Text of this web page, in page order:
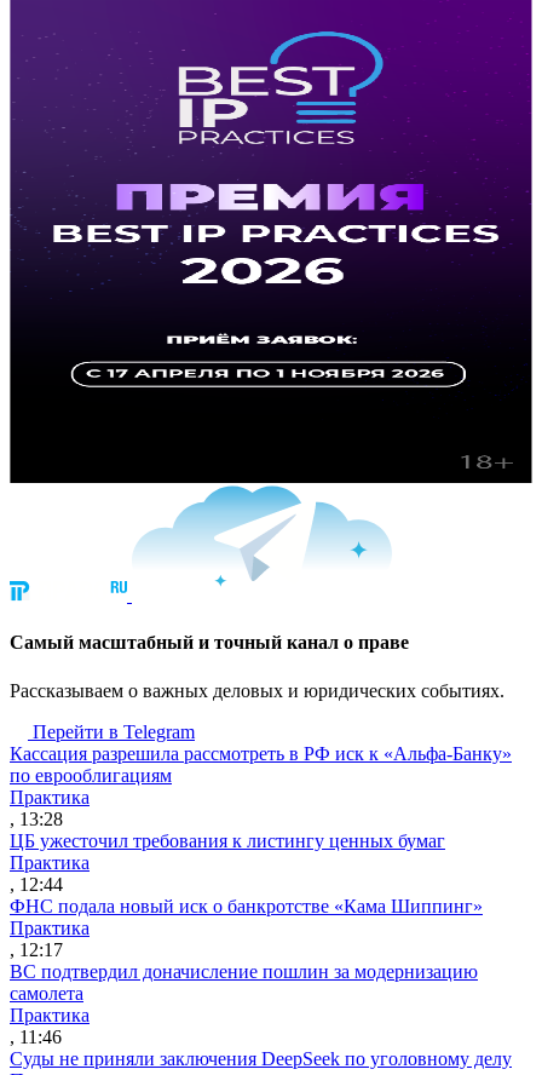
Cамый масштабный и точный канал о праве
Рассказываем о важных деловых и юридических событиях.
Перейти в Telegram
Кассация разрешила рассмотреть в РФ иск к «Альфа-Банку»
по еврооблигациям
Практика
, 13:28
ЦБ ужесточил требования к листингу ценных бумаг
Практика
, 12:44
ФНС подала новый иск о банкротстве «Кама Шиппинг»
Практика
, 12:17
ВС подтвердил доначисление пошлин за модернизацию
самолета
Практика
, 11:46
Суды не приняли заключения DeepSeek по уголовному делу